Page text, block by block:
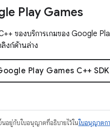
Play Games
ของบริการเกมของ Google
งก์ด้านล่าง
Play Games C++
นอยู่กับใบอนุญาตที่อธิบายไว้ในใบอนุญาตก